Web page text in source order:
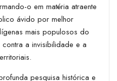
o em matéria atraente
ávido por melhor
mais populosos do
a invisibilidade e a
pesquisa histórica e